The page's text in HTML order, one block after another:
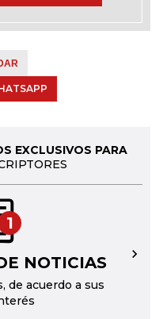
EXCLUSIVOS PARA
1
NOTICIAS
de acuerdo a sus
→